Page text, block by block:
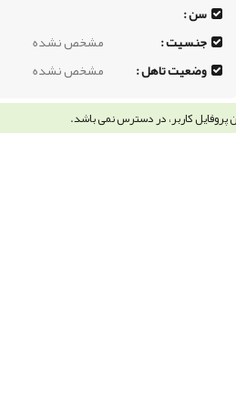
سن :
جنسیت :
مشخص نشده
وضعیت تاهل :
مشخص نشده
کاربر، در دسترس نمی باشد.